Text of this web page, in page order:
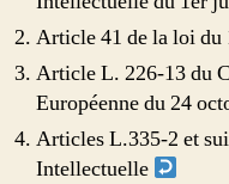
Article 41 de la loi du
Article L. 226-13 du
Européenne du 24
Articles L.335-2 et
Intellectuelle